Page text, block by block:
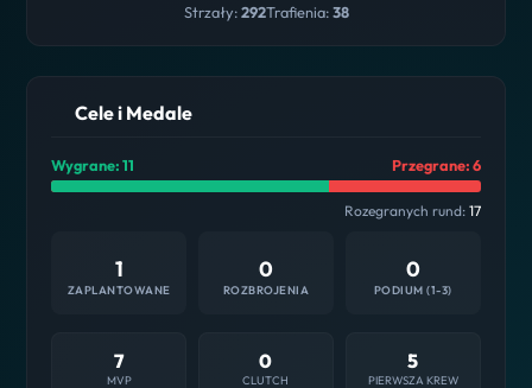
Strzały:292Trafienia:38
Cele i Medale
Wygrane: 11 Przegrane: 6
Rozegranych rund: 17
1
ZAPLANTOWANE
0
ROZBROJENIA
0
PODIUM (1-3)
7
MVP
0
CLUTCH
5
PIERWSZA KREW